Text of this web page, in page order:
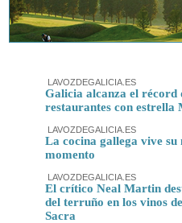
LAVOZDEGALICIA.ES
Galicia alcanza el récord
restaurantes con estrella
LAVOZDEGALICIA.ES
La cocina gallega vive su
momento
LAVOZDEGALICIA.ES
El crítico Neal Martin
del terruño en los vinos
Sacra